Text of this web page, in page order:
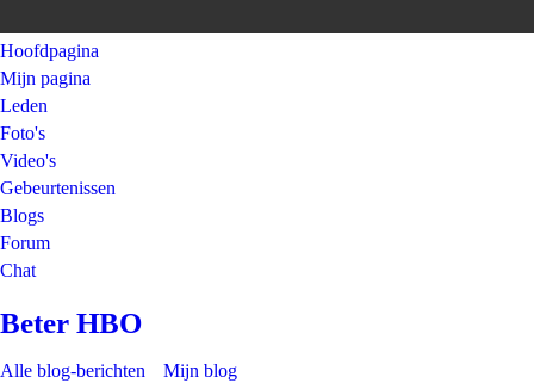
Hoofdpagina
Mijn pagina
Leden
Foto's
Video's
Gebeurtenissen
Blogs
Forum
Chat
Beter HBO
Alle blog-berichten Mijn blog